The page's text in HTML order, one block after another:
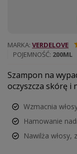
MARKA VERDELOVE
POJEMNOŚĆ 200ML
Szampon na
oczyszcza skórę i
Wzmacnia
Hamowanie
Nawilża włosy,